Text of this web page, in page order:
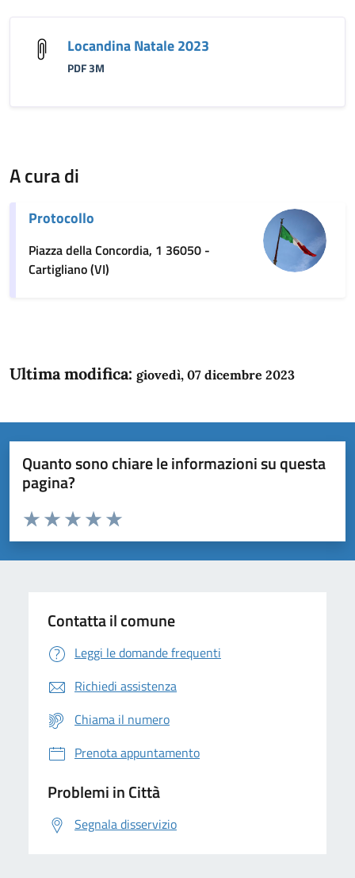
Locandina Natale 2023
PDF 3M
A cura di
Protocollo
Piazza della Concordia, 1 36050 -
Cartigliano (VI)
Ultima modifica: giovedì, 07 dicembre 2023
Quanto sono chiare le informazioni su questa
pagina?
Domanda
Valuta da 1 a 5 stelle la pagina
Valuta 5 stelle su 5
Valuta 4 stelle su 5
Valuta 3 stelle su 5
Valuta 2 stelle su 5
Valuta 1 stelle su 5
Contatta il comune
Leggi le domande frequenti
Richiedi assistenza
Chiama il numero
Prenota appuntamento
Problemi in Città
Segnala disservizio